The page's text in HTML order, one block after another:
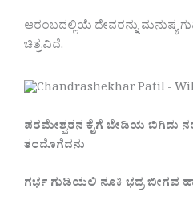
ಆರಂಬದಲ್ಲಿಯೆ ದೇವರನ್ನು‌ ಮನುಷ್ಯ
ಚಿತ್ರವಿದೆ.
ಪರಮೇಶ್ವರನ ಕೈಗೆ ಬೇಡಿಯ ಬಿಗಿದು
ತಂದೊಗೆದನು
ಗರ್ಭ ಗುಡಿಯಲಿ ನೂಕಿ ಭದ್ರಬೀಗವ